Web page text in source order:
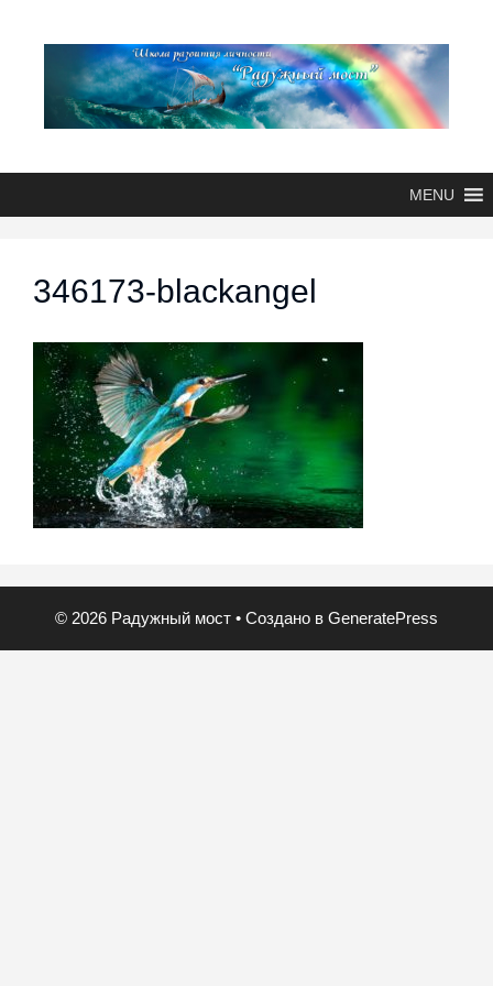
MENU
346173-blackangel
© 2026 Радужный мост • Создано в GeneratePress